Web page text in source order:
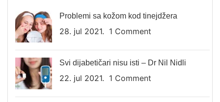
Problemi sa kožom kod tinejdžera
28. jul 2021. 1 Comment
Svi dijabetičari nisu isti – Dr Nil Nidli
22. jul 2021. 1 Comment